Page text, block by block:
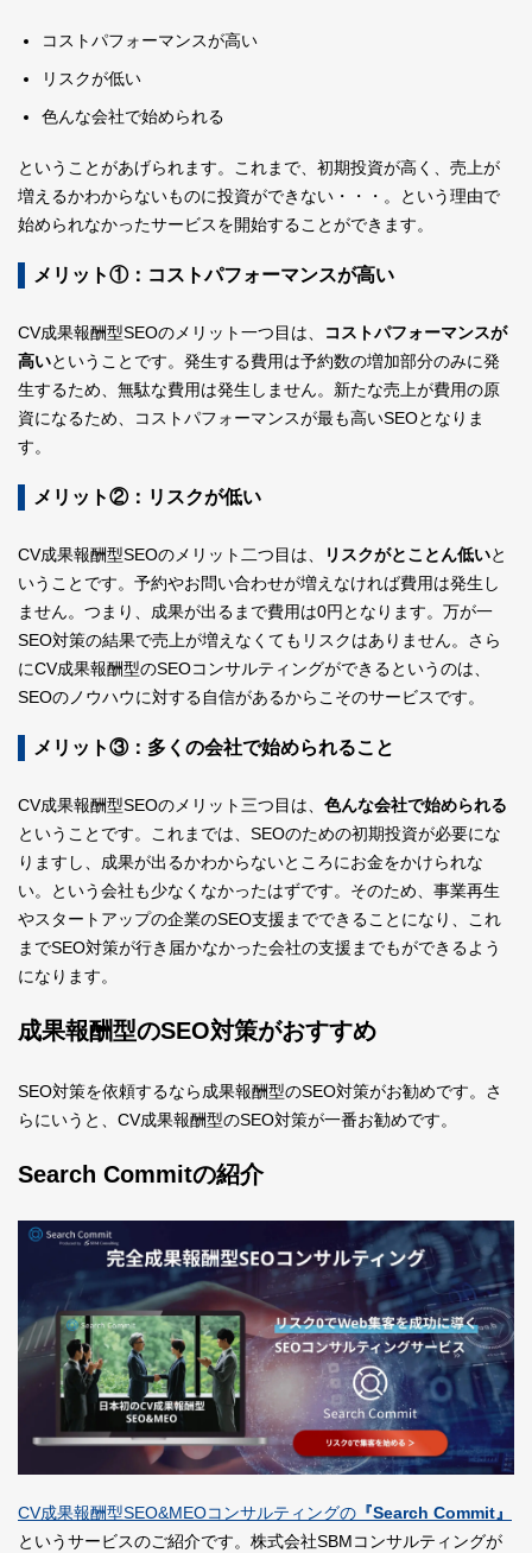
コストパフォーマンスが高い
リスクが低い
色んな会社で始められる
ということがあげられます。これまで、初期投資が高く、売上が
増えるかわからないものに投資ができない・・・。という理由で
始められなかったサービスを開始することができます。
メリット①：コストパフォーマンスが高い
CV成果報酬型SEOのメリット一つ目は、
コストパフォーマンスが
高いということです。発生する費用は予約数の増加部分のみに発
生するため、無駄な費用は発生しません。新たな売上が費用の原
資になるため、コストパフォーマンスが最も高いSEOとなりま
す。
メリット②：リスクが低い
CV成果報酬型SEOのメリット二つ目は、 リスクがとことん低いと
いうことです。予約やお問い合わせが増えなければ費用は発生し
ません。つまり、成果が出るまで費用は0円となります。万が一
SEO対策の結果で売上が増えなくてもリスクはありません。さら
にCV成果報酬型のSEOコンサルティングができるというのは、
SEOのノウハウに対する自信があるからこそのサービスです。
メリット③：多くの会社で始められること
CV成果報酬型SEOのメリット三つ目は、 色んな会社で始められる
ということです。これまでは、SEOのための初期投資が必要にな
りますし、成果が出るかわからないところにお金をかけられな
い。という会社も少なくなかったはずです。そのため、事業再生
やスタートアップの企業のSEO支援までできることになり、これ
までSEO対策が行き届かなかった会社の支援までもができるよう
になります。
成果報酬型のSEO対策がおすすめ
SEO対策を依頼するなら成果報酬型のSEO対策がお勧めです。さ
らにいうと、CV成果報酬型のSEO対策が一番お勧めです。
Search Commitの紹介
CV成果報酬型SEO&MEOコンサルティングの 『Search Commit』
というサービスのご紹介です。株式会社SBMコンサルティングが